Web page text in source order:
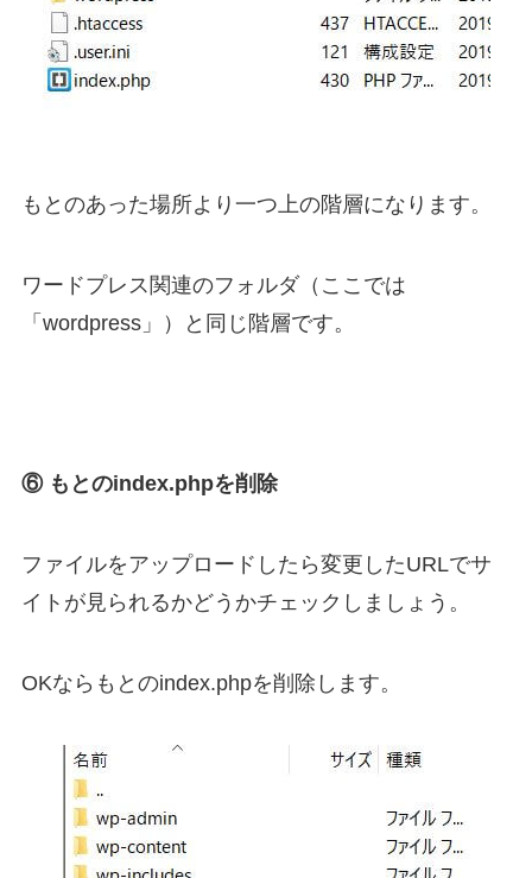
もとのあった場所より一つ上の階層になります。
ワードプレス関連のフォルダ（ここでは
「wordpress」）と同じ階層です。
⑥ もとのindex.phpを削除
ファイルをアップロードしたら変更したURLでサ
イトが見られるかどうかチェックしましょう。
OKならもとのindex.phpを削除します。